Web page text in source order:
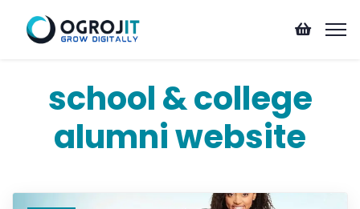
school & college
alumni website